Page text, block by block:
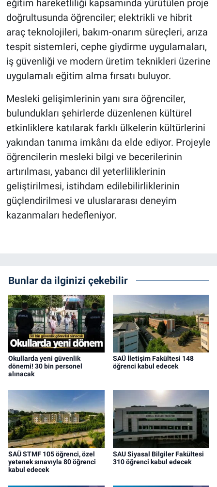
eğitim hareketliliği kapsamında yürütülen proje
doğrultusunda öğrenciler; elektrikli ve hibrit
araç teknolojileri, bakım-onarım süreçleri, arıza
tespit sistemleri, cephe giydirme uygulamaları,
iş güvenliği ve modern üretim teknikleri üzerine
uygulamalı eğitim alma fırsatı buluyor.
Mesleki gelişimlerinin yanı sıra öğrenciler,
bulundukları şehirlerde düzenlenen kültürel
etkinliklere katılarak farklı ülkelerin kültürlerini
yakından tanıma imkânı da elde ediyor. Projeyle
öğrencilerin mesleki bilgi ve becerilerinin
artırılması, yabancı dil yeterliliklerinin
geliştirilmesi, istihdam edilebilirliklerinin
güçlendirilmesi ve uluslararası deneyim
kazanmaları hedefleniyor.
Bunlar da ilginizi çekebilir
Okullarda yeni güvenlik
dönemi! 30 bin personel
alınacak
SAÜ İletişim Fakültesi 148
öğrenci kabul edecek
SAÜ STMF 105 öğrenci, özel
yetenek sınavıyla 80 öğrenci
kabul edecek
SAU Siyasal Bilgiler Fakültesi
310 öğrenci kabul edecek